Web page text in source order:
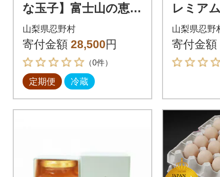
な玉子】富士山の恵
忍野のたまご‐コクの
赤玉‐30個入全3回
山梨県忍野村
寄付金額 28,500円
（0件）
定期便 冷蔵
レミア
KUSAI
g】
山梨県忍野
寄付金額